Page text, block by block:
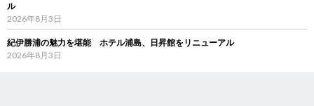
ル
2026年8月3日
紀伊勝浦の魅力を堪能 ホテル浦島、日昇館をリニューアル
2026年8月3日